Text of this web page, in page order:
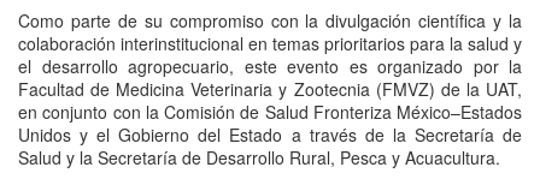
Como parte de su compromiso con la divulgación científica y la
colaboración interinstitucional en temas prioritarios para la salud y
el desarrollo agropecuario, este evento es organizado por la
Facultad de Medicina Veterinaria y Zootecnia (FMVZ) de la UAT,
en conjunto con la Comisión de Salud Fronteriza México–Estados
Unidos y el Gobierno del Estado a través de la Secretaría de
Salud y la Secretaría de Desarrollo Rural, Pesca y Acuacultura.